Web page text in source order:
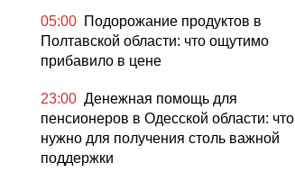
05:00 Подорожание продуктов в
Полтавской области: что ощутимо
прибавило в цене
23:00 Денежная помощь для
пенсионеров в Одесской области: что
нужно для получения столь важной
поддержки